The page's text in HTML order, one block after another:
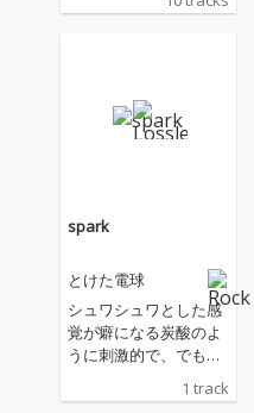
込めて「made by yo
す。そして、あなたの
大切なアルバムになる
spark
とけた電球
シュワシュワとした感
覚が癖になる炭酸のよ
うに刺激的で、でもい
で。触れたら弾ける、
1 track